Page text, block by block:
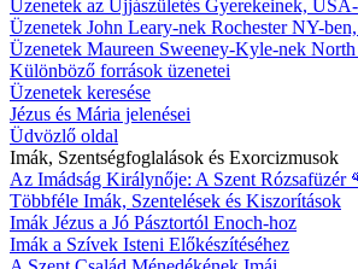
Üzenetek az Újjászületés Gyerekeinek,
Üzenetek John Leary-nek Rochester NY-
Üzenetek Maureen Sweeney-Kyle-nek
Különböző források üzenetei
Üzenetek keresése
Jézus és Mária jelenései
Üdvözlő oldal
Imák, Szentségfoglalások és Exorcizmusok
Az Imádság Királynője: A Szent Rózsafüzér
Többféle Imák, Szentelések és Kiszorítások
Imák Jézus a Jó Pásztortól Enoch-hoz
Imák a Szívek Isteni Előkészítéséhez